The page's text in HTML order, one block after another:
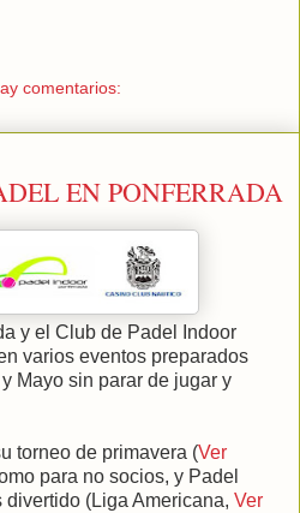
comentarios:
EN PONFERRADA
y el Club de Padel Indoor
varios eventos preparados
Mayo sin parar de jugar y
torneo de primavera (Ver
para no socios, y Padel
divertido (Liga Americana, Ver